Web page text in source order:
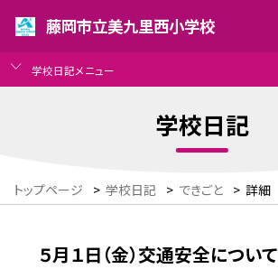
藤岡市立美九里西小学校
学校日記メニュー
学校日記
トップページ > 学校日記 > できごと > 詳細
５月１日（金）交通安全について